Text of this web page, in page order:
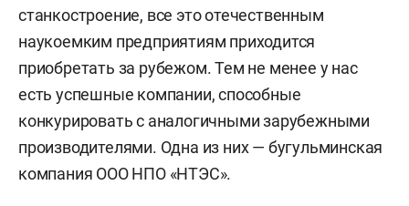
станкостроение, все это отечественным
наукоемким предприятиям приходится
приобретать за рубежом. Тем не менее у нас
есть успешные компании, способные
конкурировать с аналогичными зарубежными
производителями. Одна из них — бугульминская
компания ООО НПО «НТЭС».